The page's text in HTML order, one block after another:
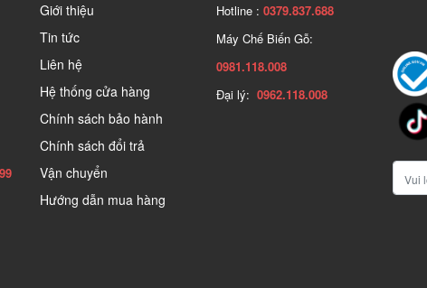
Giới thiệu
Tin tức
Liên hệ
Hệ thống cửa hàng
Chính sách bảo hành
Chính sách đổi trả
Vận chuyển
Hướng dẫn mua hàng
Hotline : 0379.837.688
Máy Chế Biến Gỗ:
0981.118.008
Đại lý: 0962.118.008